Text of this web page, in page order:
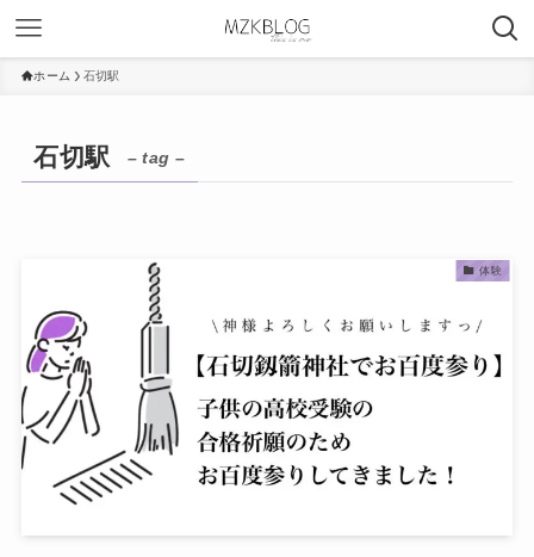
ホーム 石切駅
石切駅 – tag –
体験